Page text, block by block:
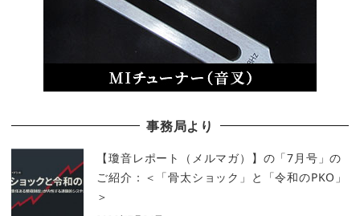
事務局より
【瓊音レポート（メルマガ）】の「7月号」の
ご紹介：＜「骨太ショック」と「令和のPKO」
＞